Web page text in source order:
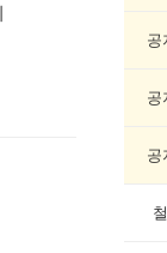
공
공
공